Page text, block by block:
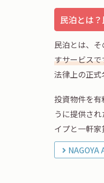
民泊とは
民泊とは、そ
すサービスで
法律上の正
投資物件を
うに提供さ
イプと一軒家